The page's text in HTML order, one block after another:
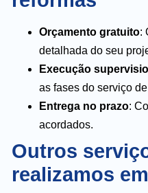
Orçamento gratuito:
detalhada do seu
Execução
as fases do serviço
Entrega no prazo:
acordados.
Outros
realizamos